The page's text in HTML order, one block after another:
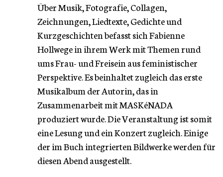
Über Musik, Fotografie, Collagen,
Zeichnungen, Liedtexte, Gedichte und
Kurzgeschichten befasst sich Fabienne
Hollwege in ihrem Werk mit Themen rund
ums Frau- und Freisein aus feministischer
Perspektive. Es beinhaltet zugleich das erste
Musikalbum der Autorin, das in
Zusammenarbeit mit MASKéNADA
produziert wurde. Die Veranstaltung ist somit
eine Lesung und ein Konzert zugleich. Einige
der im Buch integrierten Bildwerke werden für
diesen Abend ausgestellt.